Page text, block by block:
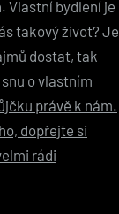
Vlastní bydlení je
takový život? Je
dostat, tak
o vlastním
právě k nám.
dopřejte si
rádi